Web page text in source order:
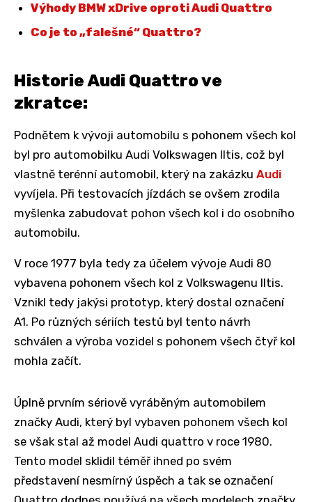
Výhody BMW xDrive oproti Audi Quattro
Co je to „falešné“ Quattro?
Historie Audi Quattro ve
zkratce:
Podnětem k vývoji automobilu s pohonem všech kol
byl pro automobilku Audi Volkswagen Iltis, což byl
vlastně terénní automobil, který na zakázku Audi
vyvíjela. Při testovacích jízdách se ovšem zrodila
myšlenka zabudovat pohon všech kol i do osobního
automobilu.
V roce 1977 byla tedy za účelem vývoje Audi 80
vybavena pohonem všech kol z Volkswagenu Iltis.
Vznikl tedy jakýsi prototyp, který dostal označení
A1. Po různých sériích testů byl tento návrh
schválen a výroba vozidel s pohonem všech čtyř kol
mohla začít.
Úplně prvním sériově vyráběným automobilem
značky Audi, který byl vybaven pohonem všech kol
se však stal až model Audi quattro v roce 1980.
Tento model sklidil téměř ihned po svém
představení nesmírný úspěch a tak se označení